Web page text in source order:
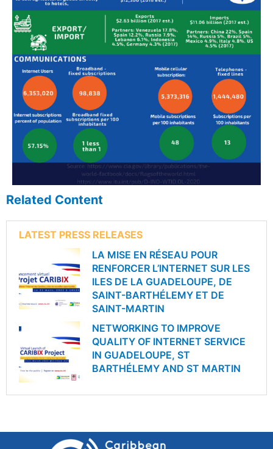
Related Content
LATEST PRESS RELEASES
LA MISE EN RÉSEAU POUR
RENFORCER L’INTERNET SUR LES
ILES DE LA GUADELOUPE, DE
SAINT-BARTHÉLEMY ET DE
SAINT-MARTIN
NETWORKING TO IMPROVE
QUALITY OF INTERNET SERVICE
IN GUADELOUPE, ST
BARTHÉLEMY AND ST MARTIN